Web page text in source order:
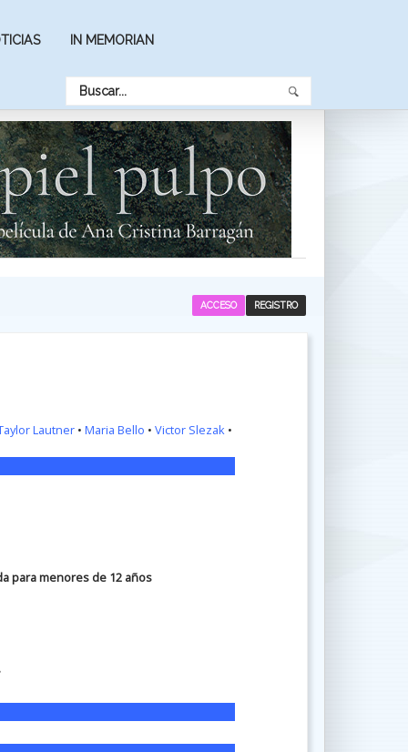
IN MEMORIAN
REGISTRO
ACCESO
Lautner• Maria Bello • Victor Slezak•
para menores de 12 años